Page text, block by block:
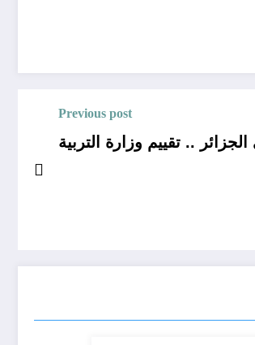
Previous post
.. تقييم وزارة التربية